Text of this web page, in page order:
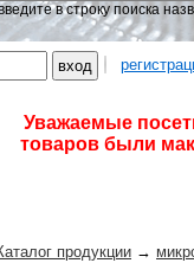
в строку поиска
Уважаемые
товаров были
продукции →